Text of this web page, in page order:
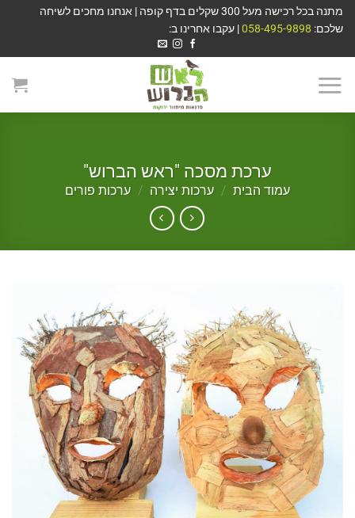
מתנה בכל רכישה מעל 300 שקלים בדף קופה | אנחנו מחכים לשיחה
שלכם: 058-495-9898| עקבו אחרינו ב:
ערכת מסכה "ראש הברוש"
עמוד הבית / ערכות יצירה / ערכות פורים